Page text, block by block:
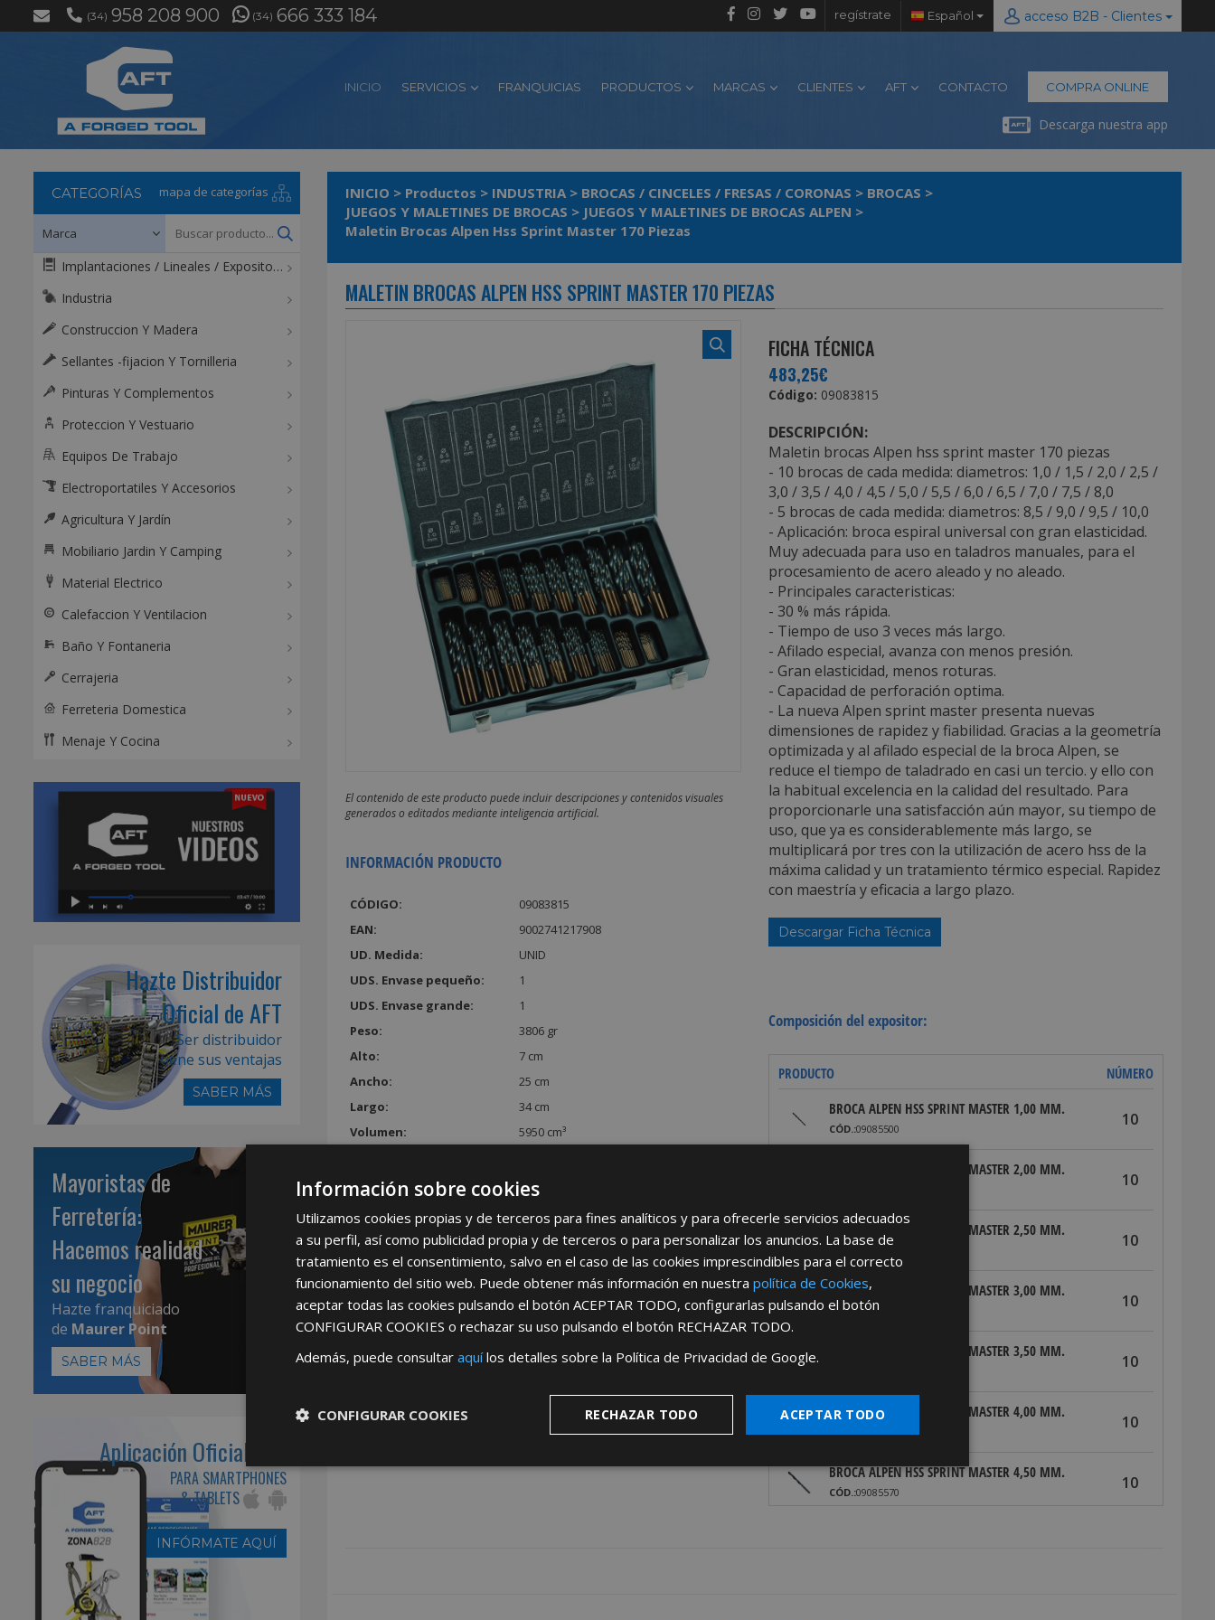
(34) 958 208 900 (34) 666 333 184 regístrate Español acceso B2B - Clientes
INICIO SERVICIOS FRANQUICIAS PRODUCTOS MARCAS CLIENTES AFT CONTACTO COMPRA ONLINE
Descarga nuestra app
INICIO > Productos > INDUSTRIA > BROCAS / CINCELES / FRESAS / CORONAS > BROCAS >
JUEGOS Y MALETINES DE BROCAS > JUEGOS Y MALETINES DE BROCAS ALPEN >
Maletin Brocas Alpen Hss Sprint Master 170 Piezas
MALETIN BROCAS ALPEN HSS SPRINT MASTER 170 PIEZAS
El contenido de este producto puede incluir descripciones y contenidos visuales
generados o editados mediante inteligencia artificial.
INFORMACIÓN PRODUCTO
CÓDIGO:
09083815
EAN:
9002741217908
UD. Medida:
UNID
UDS. Envase pequeño:
1
UDS. Envase grande:
1
Peso:
3806 gr
Alto:
7 cm
Ancho:
25 cm
Largo:
34 cm
Volumen:
5950 cm³
FICHA TÉCNICA
483,25€
Código: 09083815
DESCRIPCIÓN:
Maletin brocas Alpen hss sprint master 170 piezas
- 10 brocas de cada medida: diametros: 1,0 / 1,5 / 2,0 / 2,5 /
3,0 / 3,5 / 4,0 / 4,5 / 5,0 / 5,5 / 6,0 / 6,5 / 7,0 / 7,5 / 8,0
- 5 brocas de cada medida: diametros: 8,5 / 9,0 / 9,5 / 10,0
- Aplicación: broca espiral universal con gran elasticidad.
Muy adecuada para uso en taladros manuales, para el
procesamiento de acero aleado y no aleado.
- Principales caracteristicas:
- 30 % más rápida.
- Tiempo de uso 3 veces más largo.
- Afilado especial, avanza con menos presión.
- Gran elasticidad, menos roturas.
- Capacidad de perforación optima.
- La nueva Alpen sprint master presenta nuevas
dimensiones de rapidez y fiabilidad. Gracias a la geometría
optimizada y al afilado especial de la broca Alpen, se
reduce el tiempo de taladrado en casi un tercio. y ello con
la habitual excelencia en la calidad del resultado. Para
proporcionarle una satisfacción aún mayor, su tiempo de
uso, que ya es considerablemente más largo, se
multiplicará por tres con la utilización de acero hss de la
máxima calidad y un tratamiento térmico especial. Rapidez
con maestría y eficacia a largo plazo.
Descargar Ficha Técnica
Composición del expositor:
PRODUCTO
NÚMERO
BROCA ALPEN HSS SPRINT MASTER 1,00 MM.
CÓD.:09085500 10
BROCA ALPEN HSS SPRINT MASTER 2,00 MM.
10
BROCA ALPEN HSS SPRINT MASTER 2,50 MM.
10
BROCA ALPEN HSS SPRINT MASTER 3,00 MM.
CÓD.:09085540 10
BROCA ALPEN HSS SPRINT MASTER 3,50 MM.
10
BROCA ALPEN HSS SPRINT MASTER 4,00 MM.
CÓD.:09085560 10
BROCA ALPEN HSS SPRINT MASTER 4,50 MM.
CÓD.:09085570 10
CATEGORÍAS mapa de categorías
Implantaciones / Lineales / Expositores / Mostradores
Industria
Construccion Y Madera
Sellantes -fijacion Y Tornilleria
Pinturas Y Complementos
Proteccion Y Vestuario
Equipos De Trabajo
Electroportatiles Y Accesorios
Agricultura Y Jardín
Mobiliario Jardin Y Camping
Material Electrico
Calefaccion Y Ventilacion
Baño Y Fontaneria
Cerrajeria
Ferreteria Domestica
Menaje Y Cocina
Hazte Distribuidor
Oficial de AFT
Ser distribuidor
tiene sus ventajas
SABER MÁS
Mayoristas de
Ferretería:
Hacemos realidad
su negocio
Hazte franquiciado
de Maurer Point
SABER MÁS
Aplicación Oficial AFT
PARA SMARTPHONES
& TABLETS
INFÓRMATE AQUÍ
Información sobre cookies
Utilizamos cookies propias y de terceros para fines analíticos y para ofrecerle servicios adecuados
a su perfil, así como publicidad propia y de terceros o para personalizar los anuncios. La base de
tratamiento es el consentimiento, salvo en el caso de las cookies imprescindibles para el correcto
funcionamiento del sitio web. Puede obtener más información en nuestra política de Cookies,
aceptar todas las cookies pulsando el botón ACEPTAR TODO, configurarlas pulsando el botón
CONFIGURAR COOKIES o rechazar su uso pulsando el botón RECHAZAR TODO.
Además, puede consultar aquílos detalles sobre la Política de Privacidad de Google.
ACEPTAR TODO
RECHAZAR TODO
CONFIGURAR COOKIES